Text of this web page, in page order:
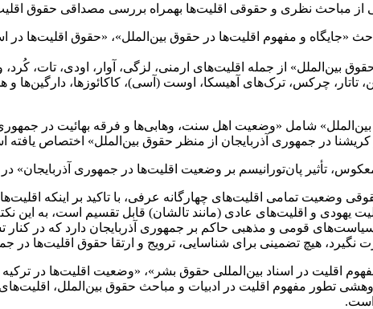
از مباحث نظری و حقوقی اقلیت‌ها بهمراه بررسی مصداقی حقوق
و مفهوم اقلیت‌ها در حقوق بین‌الملل»، «حقوق اقلیت‌ها در
بین‌الملل» از جمله اقلیت‌های ارمنی، لزگی، آوار، اودی، تات،
تاتار، چرکس، ترک‌های آهیسکا، اوست ( آسی)، کاکائوزها، دارگین‌ها
شامل «وضعیت اهل سنت، وهابی‌ها و فرقه بهائیت در
کریشنا در جمهوری آذربایجان از منظر حقوق بین‌الملل» اختصاص یافته
تأثیر پان‌تورانیسم بر وضعیت اقلیت‌ها در جمهوری
تمامی اقلیت‌های چهارگانه عرفی، با تاکید بر اینکه اقلیت‌ها
یهودی و اقلیت‌های عادی (مانند تالشان) قابل تقسیم است، به این
قومی و مذهبی حاکم بر جمهوری آذربایجان دارد که در کنار
هیچ تضمینی برای شناسایی، ترویج و ارتقا حقوق اقلیت‌ها در
اقلیت در اسناد بین‌المللی حقوق بشر»، «وضعیت اقلیت‌ها در
تطور مفهوم اقلیت در ادبیات و مباحث حقوق بین‌الملل،
است.